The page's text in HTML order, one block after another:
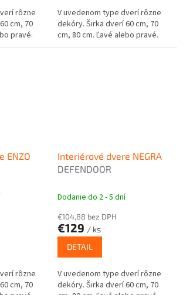
rôzne
cm, 70
pravé.
V uvedenom type dverí rôzne
dekóry. Širka dverí 60 cm, 70
cm, 80 cm. Ľavé alebo pravé.
ENZO
rôzne
cm, 70
Interiérové dvere NEGRA
DEFENDOOR
Dodanie do 2 - 5 dní
€104,88 bez DPH
€129 / ks
DETAIL
V uvedenom type dverí rôzne
dekóry. Širka dverí 60 cm, 70